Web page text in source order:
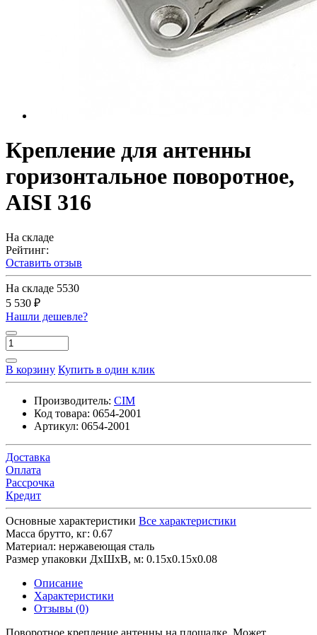
Крепление для антенны
горизонтальное поворотное,
AISI 316
На складе
Рейтинг:
Оставить отзыв
На складе 5530
5 530 ₽
Нашли дешевле?
В корзину Купить в один клик
Производитель: CIM
Код товара: 0654-2001
Артикул: 0654-2001
Доставка
Оплата
Рассрочка
Кредит
Основные характеристики Все характеристики
Масса брутто, кг: 0.67
Материал: нержавеющая сталь
Размер упаковки ДхШхВ, м: 0.15x0.15x0.08
Описание
Характеристики
Отзывы (0)
Поворотное крепление антенны на площадке. Может